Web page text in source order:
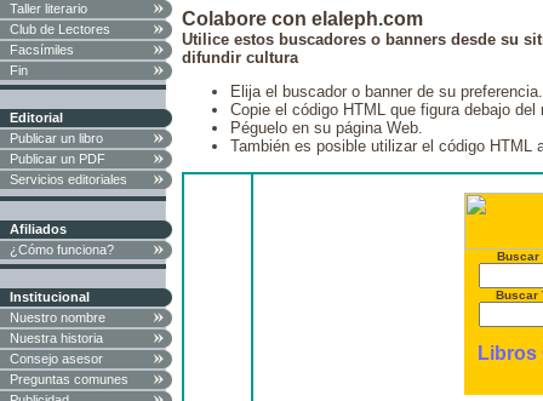
Taller literario
Club de Lectores
Facsímiles
Fin
Editorial
Publicar un libro
Publicar un PDF
Servicios editoriales
Afiliados
¿Cómo funciona?
Institucional
Nuestro nombre
Nuestra historia
Consejo asesor
Preguntas comunes
Colabore con elaleph.com
Utilice estos buscadores o banners desde su
difundir cultura
Elija el buscador o banner de su preferencia.
Copie el código HTML que figura debajo del
Péguelo en su página Web.
También es posible utilizar el código HTML
Buscar
Buscar
Libros